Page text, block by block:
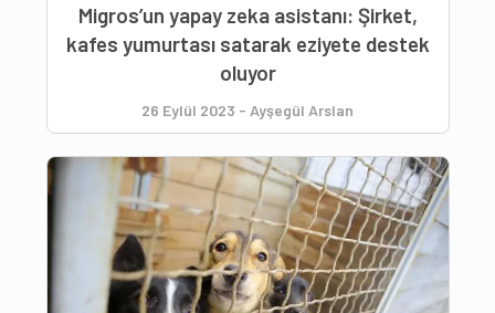
Migros’un yapay zeka asistanı: Şirket,
kafes yumurtası satarak eziyete destek
oluyor
26 Eylül 2023 - Ayşegül Arslan